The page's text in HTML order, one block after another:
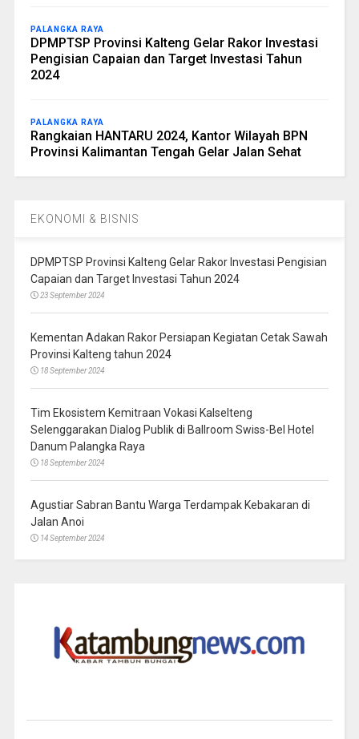
PALANGKA RAYA
DPMPTSP Provinsi Kalteng Gelar Rakor Investasi
Pengisian Capaian dan Target Investasi Tahun
2024
PALANGKA RAYA
Rangkaian HANTARU 2024, Kantor Wilayah BPN
Provinsi Kalimantan Tengah Gelar Jalan Sehat
EKONOMI & BISNIS
DPMPTSP Provinsi Kalteng Gelar Rakor Investasi Pengisian
Capaian dan Target Investasi Tahun 2024
23 September 2024
Kementan Adakan Rakor Persiapan Kegiatan Cetak Sawah
Provinsi Kalteng tahun 2024
18 September 2024
Tim Ekosistem Kemitraan Vokasi Kalselteng
Selenggarakan Dialog Publik di Ballroom Swiss-Bel Hotel
Danum Palangka Raya
18 September 2024
Agustiar Sabran Bantu Warga Terdampak Kebakaran di
Jalan Anoi
14 September 2024